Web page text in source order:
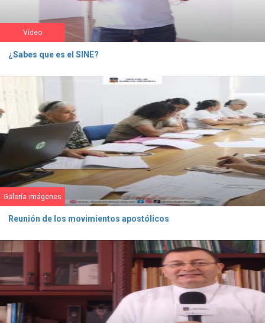
Vídeo
¿Sabes que es el SINE?
Galería imágenes
Reunión de los movimientos apostólicos